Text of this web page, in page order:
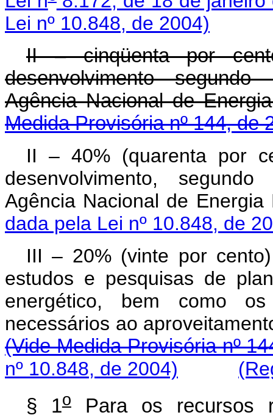
Lei nº 10.848, de 2004)
II – cinqüenta por
desenvolvimento segundo
Agência Nacional de
Medida Provisória nº 144, de
II – 40% (quarenta por
desenvolvimento,
Agência Nacional de
dada pela Lei nº 10.848, de
III – 20% (vinte por
estudos e pesquisas de
energético, bem como
necessários ao
(Vide Medida Provisória nº
nº 10.848, de 2004)
§ 1oPara os recursos